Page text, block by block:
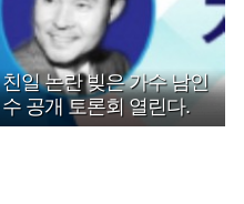
친일 논란 빚은 가수 남인
수 공개 토론회 열린다.